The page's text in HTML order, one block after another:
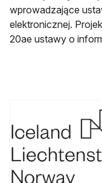
wprowadzające
elektronicznej.
20ae ustawy o